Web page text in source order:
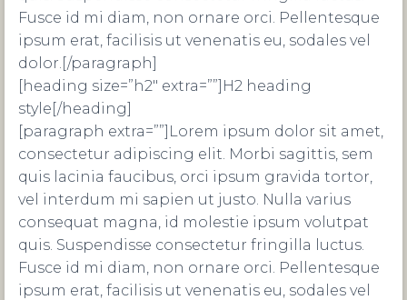
Fusce id mi diam, non ornare orci. Pellentesque
ipsum erat, facilisis ut venenatis eu, sodales vel
dolor.[/paragraph]
[heading size=”h2″ extra=””]H2 heading
style[/heading]
[paragraph extra=””]Lorem ipsum dolor sit amet,
consectetur adipiscing elit. Morbi sagittis, sem
quis lacinia faucibus, orci ipsum gravida tortor,
vel interdum mi sapien ut justo. Nulla varius
consequat magna, id molestie ipsum volutpat
quis. Suspendisse consectetur fringilla luctus.
Fusce id mi diam, non ornare orci. Pellentesque
ipsum erat, facilisis ut venenatis eu, sodales vel